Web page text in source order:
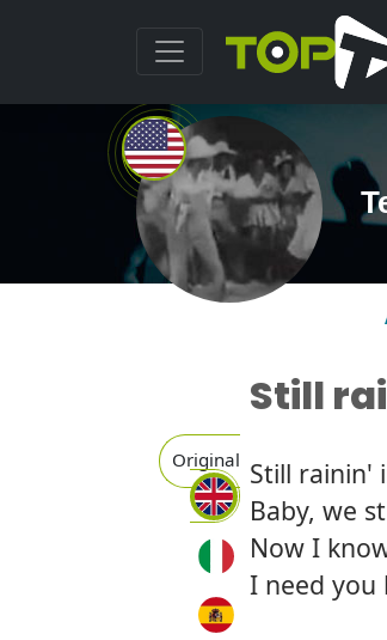
Original
Still
Still rainin'
Baby, we
Now I
I need you